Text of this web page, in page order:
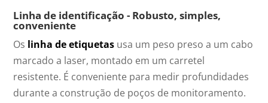
Linha de identificação - Robusto, simples,
conveniente
Os linha de etiquetas usa um peso preso a um cabo
marcado a laser, montado em um carretel
resistente. É conveniente para medir profundidades
durante a construção de poços de monitoramento.